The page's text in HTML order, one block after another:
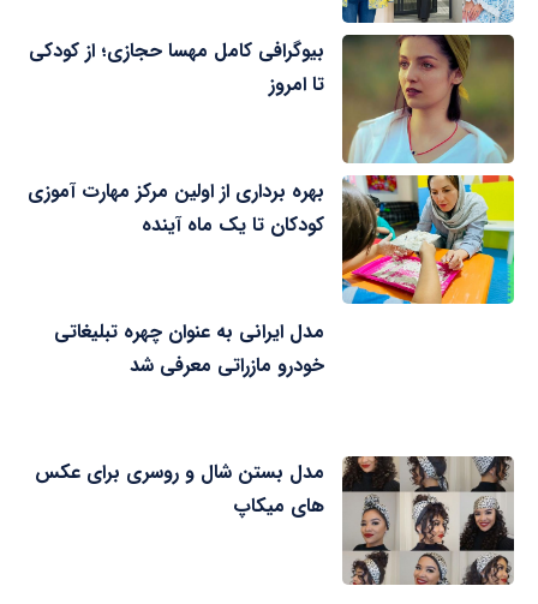
بیوگرافی کامل مهسا حجازی؛ از کودکی
تا امروز
بهره برداری از اولین مرکز مهارت آموزی
کودکان تا یک ماه آینده
مدل ایرانی به عنوان چهره تبلیغاتی
خودرو مازراتی معرفی شد
مدل بستن شال و روسری برای عکس
های میکاپ